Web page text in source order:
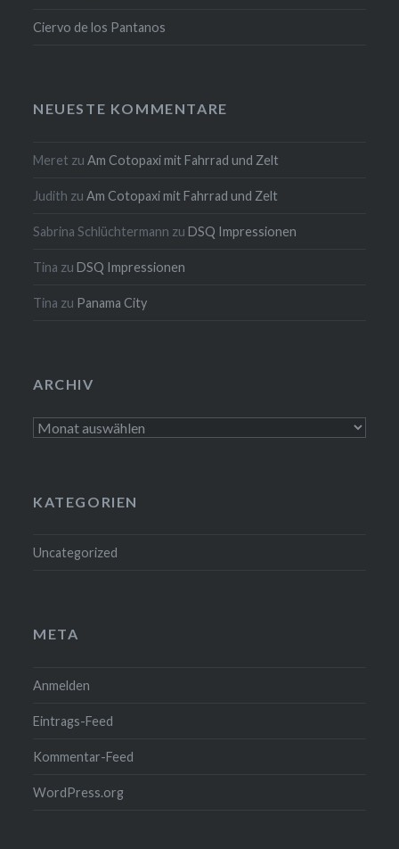
Ciervo de los Pantanos
NEUESTE KOMMENTARE
Meret zuAm Cotopaxi mit Fahrrad und Zelt
Judith zuAm Cotopaxi mit Fahrrad und Zelt
Sabrina Schlüchtermann zuDSQ Impressionen
Tina zuDSQ Impressionen
Tina zu Panama City
ARCHIV
Archiv
KATEGORIEN
Uncategorized
META
Anmelden
Eintrags-Feed
Kommentar-Feed
WordPress.org